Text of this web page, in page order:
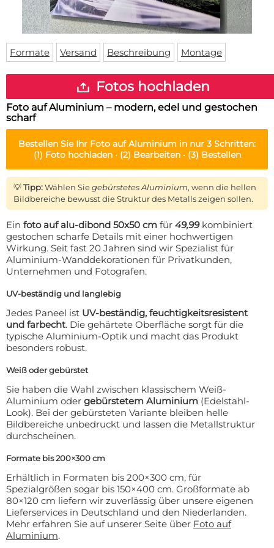
Fußmatte
Bodenmatte
Custom skateboard deck
Über uns
Lieferzeiten
Login
WhatsApp
Formate Versand Beschreibung Montage
Fotos hochladen
Foto auf Aluminium – modern, edel und gestochen
scharf
Bestellen Sie Ihr Foto auf Aluminium in nur 3 Schritten:
(1) Foto hochladen · (2) Bearbeiten · (3) Bestellen
💡Tipp:Wählen Siegebürstetes Aluminium, wenn die hellen
Bildbereiche bewusst die Struktur des Metalls zeigen sollen.
Ein foto auf alu-dibond 50x50 cm für 49,99kombiniert
gestochen scharfe Details mit einer hochwertigen
Wirkung. Seit fast 20 Jahren sind wir Spezialist für
Aluminium-Wanddekorationen für Privatkunden,
Unternehmen und Fotografen.
UV-beständig und langlebig
Jedes Paneel ist UV-beständig, feuchtigkeitsresistent
und farbecht. Die gehärtete Oberfläche sorgt für die
typische Aluminium-Optik und macht das Produkt
besonders robust.
Weiß oder gebürstet
Sie haben die Wahl zwischen klassischem Weiß-
Aluminium oder gebürstetem Aluminium (Edelstahl-
Look). Bei der gebürsteten Variante bleiben helle
Bildbereiche unbedruckt und lassen die Metallstruktur
durchscheinen.
Formate bis 200×300 cm
Erhältlich in Formaten bis 200×300 cm, für
Spezialgrößen sogar bis 150×400 cm. Großformate ab
80×120 cm liefern wir zuverlässig über unsere eigenen
Lieferservices in Deutschland und den Niederlanden.
Mehr erfahren Sie auf unserer Seite über Foto auf
Aluminium.